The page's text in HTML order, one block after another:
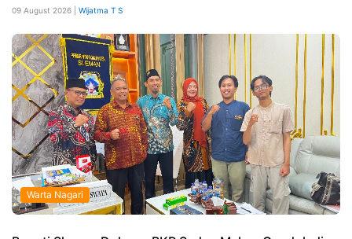
09 August 2026 | Wijatma T S
Warta Nagari